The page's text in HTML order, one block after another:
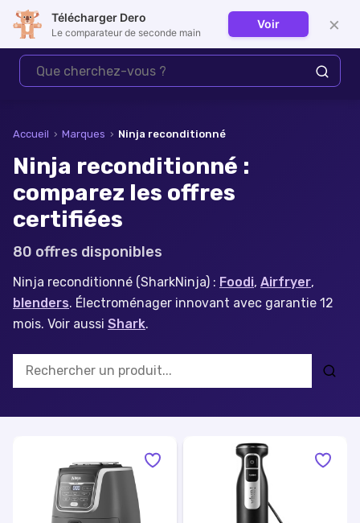
Se connecter
Accueil › Marques › Ninja reconditionné
Ninja reconditionné :
comparez les offres
certifiées
80 offres disponibles
Ninja reconditionné (SharkNinja) : Foodi, Airfryer,
blenders. Électroménager innovant avec garantie 12
mois. Voir aussi Shark.
Télécharger Dero
Le comparateur de seconde main
Voir ×